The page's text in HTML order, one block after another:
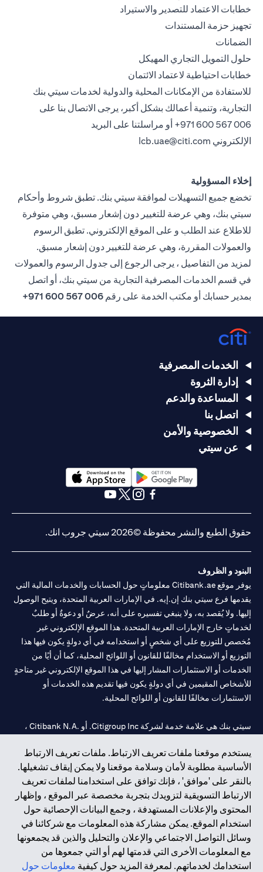
خطابات الاعتماد للتصدير والاستيراد
تجهيز حزمة المستندات
الضمانات
حلول التمويل التجاري المهيكل
خطابات احتياطية لاعتماد الائتمان
للاستفادة من الإمكانات المحلية والدولية لخدمات سيتي بنك
التجارية، وتنمية أعمالك بشكل أكبر، يرجى الاتصال بنا على
971 600 567 006+ أو مراسلتنا على البريد
الإلكتروني lcb.uae@citi.com
إخلاء المسؤولية
تخضع جميع التسهيلات لموافقة سيتي بنك. تطبق شروط وأحكام
سيتي بنك، وهي عرضة للتغيير دون إشعار مسبق، وهي متوفرة
للاطلاع عند الطلب و على الموقع الإلكتروني. تطبق الرسوم
والعمولات المقررة، وهي عرضة للتغيير دون إشعار مسبق.
لمزيد من التفاصيل ، يرجى الرجوع إلى جدول الرسوم والعمولات
في قسم الخدمات المصرفية التجارية من سيتي بنك، أو اتصل
بمدير حسابك أو مكتب الخدمة على رقم 006 567 600 971+
يستخدم موقعنا ملفات تعريف الارتباط. ملفات تعريف الارتباط
الأساسية مطلوبة لأمان وسلامة موقعنا ولا يمكن إيقاف تشغيلها.
بالنقر على 'موافق' ، فإنك توافق على استخدامنا لملفات تعريف
الارتباط التسويقية لتزويدك بتجربة مخصصة عبر الموقع ، وإظهار
المحتوى والإعلانات المستهدفة ، وجمع البيانات الإحصائية حول
استخدام الموقع. يمكن مشاركة هذه المعلومات مع شركائنا في
وسائل التواصل الاجتماعي والإعلان والتحليل والذين قد يجمعونها
مع المعلومات الأخرى التي قدمتها لهم أو التي جمعوها من
استخدامك لخدماتهم. لمعرفة المزيد حول كيفية معلومات حول
الخدمات المصرفية
إدارة الثروة
المساعدة والدعم
اتصل بنا
الخصوصية والأمن
عن سيتي
(opens in a new tab)
حقوق الطبع والنشر محفوظة ©2026 سيتي جروب انك.
البنود و الظروف
يوفر موقع Citibank.ae معلوماتٍ حول الحسابات والخدمات المالية التي
يقدمها فرع سيتي بنك إن.إيه. في الإمارات العربية المتحدة، ويتيح الوصول
إليها. ولا يُقصد به، ولا ينبغي تفسيره على أنه، عرضٌ أو دعوةٌ أو طلبٌ
لخدماتٍ خارج الإمارات العربية المتحدة. هذا الموقع الإلكتروني غير
مُخصص للتوزيع على أي شخصٍ أو استخدامه في أي دولةٍ يكون فيها هذا
التوزيع أو الاستخدام مخالفًا للقانون أو اللوائح المحلية، كما أن أيًا من
الخدمات أو الاستثمارات المشار إليها في هذا الموقع الإلكتروني غير متاحةٍ
للأشخاص المقيمين في أي دولةٍ يكون فيها تقديم هذه الخدمات أو
الاستثمارات مخالفًا للقانون أو اللوائح المحلية.
سيتي بنك هي علامة خدمة لشركة Citigroup Inc. أو .Citibank N.A ،
سيتي بنك إن. إيه. الإمارات مسجل لدى مصرف الإمارات المركزي تحت
أرقام التراخيص 202563 لفرع الوصل في دبي، 531989 لفرع مول
الإمارات في دبي، وCN-1002019لفرع أبوظبي. هاتف: 4000 311 04.
فرع سيتي بنك إن إيه - الإمارات العربية المتحدة مرخص من مصرف
الإمارات العربية المتحدة المركزي كفرع لبنك أجنبي.
سيتي بنك إن إيه الإمارات العربية المتحدة مرخص من هيئة الأوراق المالية
والسلع في الإمارات العربية المتحدة ("SCA") للقيام بالنشاط المالي لـ أ)
الاستشارات المالية والتعريف والترويج بموجب ترخيص رقم